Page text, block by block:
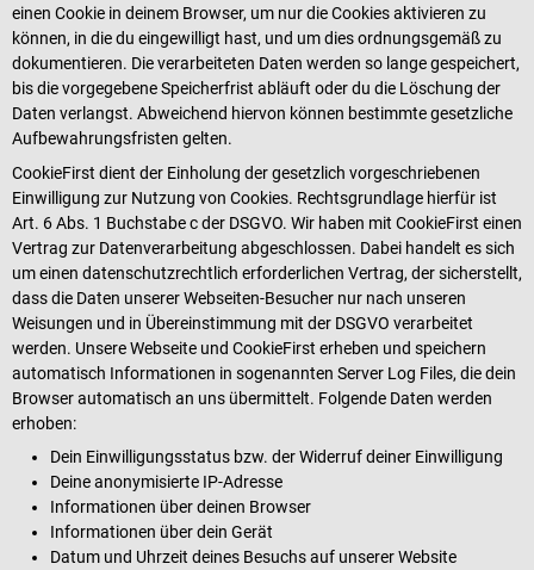
einen Cookie in deinem Browser, um nur die Cookies aktivieren zu
können, in die du eingewilligt hast, und um dies ordnungsgemäß zu
dokumentieren. Die verarbeiteten Daten werden so lange gespeichert,
bis die vorgegebene Speicherfrist abläuft oder du die Löschung der
Daten verlangst. Abweichend hiervon können bestimmte gesetzliche
Aufbewahrungsfristen gelten.
CookieFirst dient der Einholung der gesetzlich vorgeschriebenen
Einwilligung zur Nutzung von Cookies. Rechtsgrundlage hierfür ist
Art. 6 Abs. 1 Buchstabe c der DSGVO. Wir haben mit CookieFirst einen
Vertrag zur Datenverarbeitung abgeschlossen. Dabei handelt es sich
um einen datenschutzrechtlich erforderlichen Vertrag, der sicherstellt,
dass die Daten unserer Webseiten-Besucher nur nach unseren
Weisungen und in Übereinstimmung mit der DSGVO verarbeitet
werden. Unsere Webseite und CookieFirst erheben und speichern
automatisch Informationen in sogenannten Server Log Files, die dein
Browser automatisch an uns übermittelt. Folgende Daten werden
erhoben:
Dein Einwilligungsstatus bzw. der Widerruf deiner Einwilligung
Deine anonymisierte IP-Adresse
Informationen über deinen Browser
Informationen über dein Gerät
Datum und Uhrzeit deines Besuchs auf unserer Website